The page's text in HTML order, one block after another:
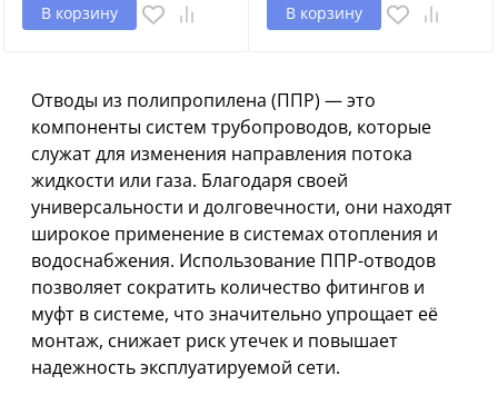
В корзину В корзину
Отводы из полипропилена (ППР) — это
компоненты систем трубопроводов, которые
служат для изменения направления потока
жидкости или газа. Благодаря своей
универсальности и долговечности, они находят
широкое применение в системах отопления и
водоснабжения. Использование ППР-отводов
позволяет сократить количество фитингов и
муфт в системе, что значительно упрощает её
монтаж, снижает риск утечек и повышает
надежность эксплуатируемой сети.